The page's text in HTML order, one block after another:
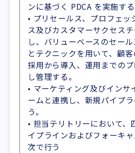
ンに基づく PDCA を実施する
• プリセールス、プロフェッ
ス及びカスタマーサクセス
し、バリューベースのセー
とテクニックを用いて、顧
採用から導入、運用までの
し管理する。
• マーケティング及びインサ
ームと連携し、新規パイプ
う。
• 担当テリトリーにおいて、
イプラインおよびフォーキ
次で行う